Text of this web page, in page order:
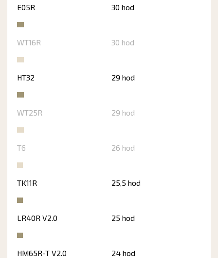
E05R 30 hod
WT16R 30 hod
HT32 29 hod
WT25R 29 hod
T6 26 hod
TK11R 25,5 hod
LR40R V2.0 25 hod
HM65R-T V2.0 24 hod